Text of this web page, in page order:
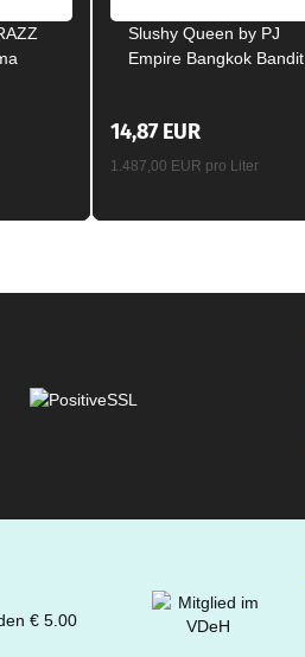
Slushy Queen by PJ
Empire Bangkok Bandit
14,87 EUR
1.487,00 EUR pro Liter
€ 5.00